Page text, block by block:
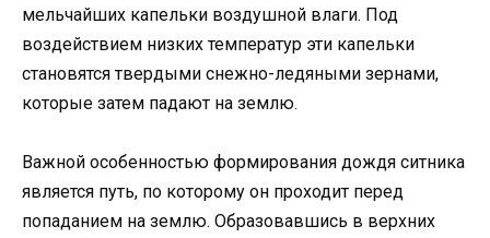
мельчайших капельки воздушной влаги. Под
воздействием низких температур эти капельки
становятся твердыми снежно-ледяными зернами,
которые затем падают на землю.
Важной особенностью формирования дождя ситника
является путь, по которому он проходит перед
попаданием на землю. Образовавшись в верхних